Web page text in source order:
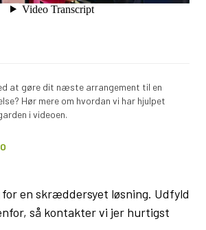
at gøre dit næste arrangement til en
Hør mere om hvordan vi har hjulpet
i videoen.
en skræddersyet løsning. Udfyld
så kontakter vi jer hurtigst